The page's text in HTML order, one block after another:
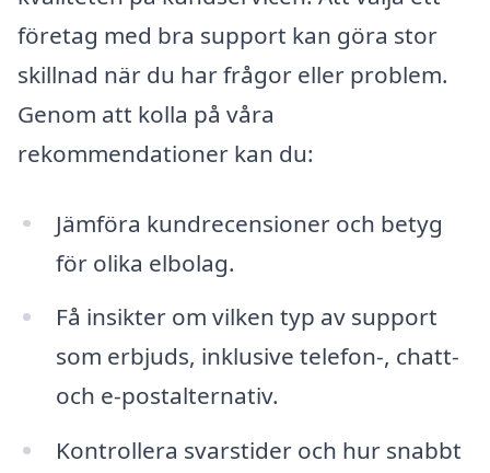
företag med bra support kan göra stor
skillnad när du har frågor eller problem.
Genom att kolla på våra
rekommendationer kan du:
Jämföra kundrecensioner och betyg
för olika elbolag.
Få insikter om vilken typ av support
som erbjuds, inklusive telefon-, chatt-
och e-postalternativ.
Kontrollera svarstider och hur snabbt